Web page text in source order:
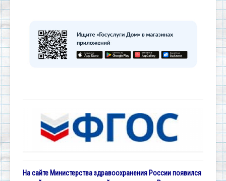
На сайте Министерства здравоохранения России появился